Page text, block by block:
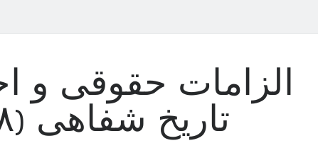
الزامات حقوقی و
تاریخ شفاهی (۸)